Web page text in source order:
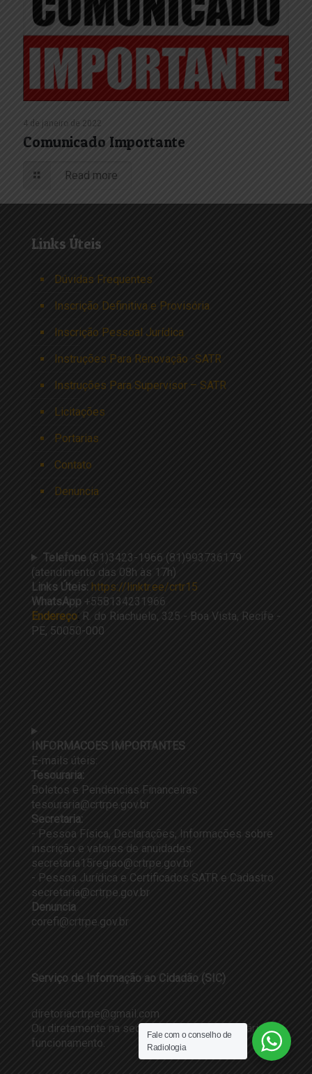
4 de janeiro de 2022
Comunicado Importante
Read more
Links Úteis
Dúvidas Frequentes
Inscrição Definitiva e Provisória
Inscrição Pessoal Jurídica
Instruções Para Renovação -SATR
Instruções Para Supervisor – SATR
Licitações
Portarias
Contato
Denuncia
Telefone (81)3423-1966 (81)993736179
(atendimento das 08h às 17h)
Links Úteis: https://linktr.ee/crtr15
WhatsApp +558134231966
Endereço: R. do Riachuelo, 325 - Boa Vista, Recife -
PE, 50050-000
INFORMACOES IMPORTANTES
E-mails úteis:
Tesouraria:
Boletos e Pendencias Financeiras
tesouraria@crtrpe.gov.br
Secretaria:
- Pessoa Física, Declarações, Informações sobre
inscrição e valores de anuidades
secretaria15regiao@crtrpe.gov.br
- Pessoa Jurídica e Certificados SATR e Cadastro
secretaria@crtrpe.gov.br
Denuncia
corefi@crtrpe.gov.br
Serviço de Informação ao Cidadão (SIC)
diretoriacrtrpe@gmail.com
Ou diretamente na sede do CRTR-PE em horário de
funcionamento.
Fale com o conselho de
Radiologia